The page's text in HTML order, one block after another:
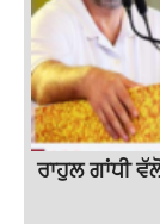
ਰਾਹੁਲ ਗਾਂਧੀ